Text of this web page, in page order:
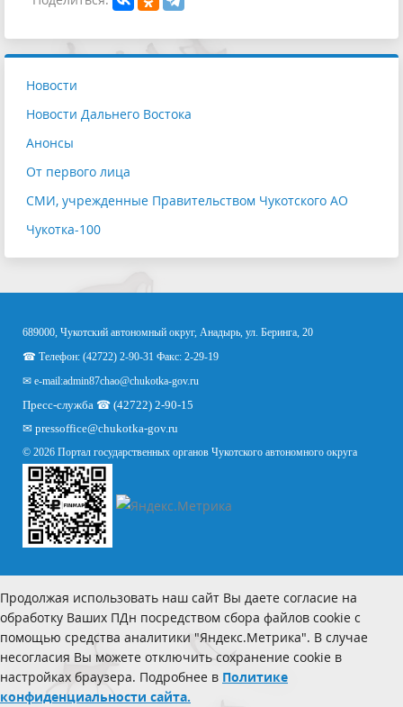
Новости
Новости Дальнего Востока
Анонсы
От первого лица
СМИ, учрежденные Правительством Чукотского АО
Чукотка-100
689000, Чукотский автономный округ, Анадырь, ул. Беринга, 20
☎ Телефон: (42722) 2-90-31 Факс: 2-29-19
✉ e-mail:admin87chao@chukotka-gov.ru
Пресс-служба ☎ (42722) 2-90-15
✉ pressoffice@chukotka-gov.ru
© 2026 Портал государственных органов Чукотского автономного округа
Продолжая использовать наш сайт Вы даете согласие на
обработку Ваших ПДн посредством сбора файлов cookie с
помощью средства аналитики "Яндекс.Метрика". В случае
несогласия Вы можете отключить сохранение cookie в
настройках браузера. Подробнее в Политике
конфиденциальности сайта.